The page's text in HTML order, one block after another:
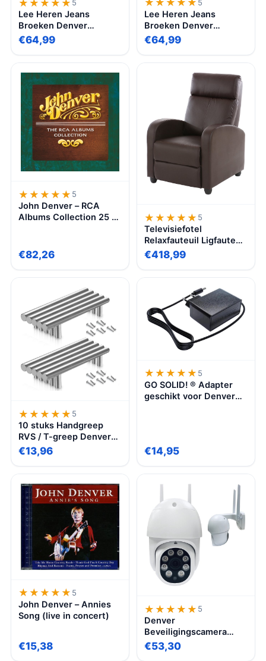
★★★★★
★★★★★ 5
Lee Heren Jeans
Broeken Denver
bootcut Fit Blauw
Volwassenen Denim
€64,99
★★★★★
★★★★★ 5
Lee Heren Jeans
Broeken Denver
bootcut Fit Blauw
Volwassenen Denim
€64,99
★★★★★
★★★★★ 5
John Denver – RCA
Albums Collection 25 cd
€82,26
★★★★★
★★★★★ 5
Televisiefotel
Relaxfauteuil Ligfauteuil
Denver, kunstleer ~
€418,99
★★★★★
★★★★★ 5
10 stuks Handgreep
RVS / T-greep Denver
Rvs 220mm SET –
Hartafstand 160mm –
– Keukengreep Rvs-
Greep Rvs – Deurgreep
– Handgreep
keukenkastjes –
keukenkast –
handgrepen kast –
meubelgrepen –
Handgrepen voor
deurtjes 10MM
€13,96
★★★★★
★★★★★ 5
GO SOLID! ® Adapter
geschikt voor Denver
€14,95
★★★★★
★★★★★ 5
John Denver – Annies
Song (live in concert)
€15,38
★★★★★
★★★★★ 5
Denver
Beveiligingscamera
Buiten en Binnen – met
Nachtzicht – Met WiFi &
€53,30